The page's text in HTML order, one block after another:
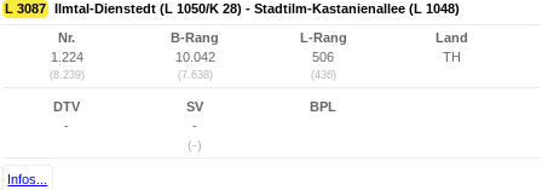
L 3087 Ilmtal-Dienstedt (L 1050/K 28) - Stadtilm-Kastanienallee (L 1048)
Nr.
1.224
(8.239)
B-Rang
10.042
(7.638)
L-Rang
506
(436)
Land
TH
DTV
-
SV
-
(-)
BPL
Infos...